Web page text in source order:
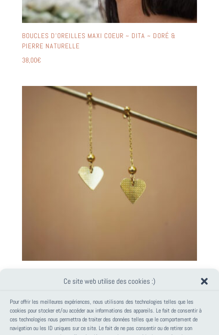
Ce site web utilise des cookies :)
Pour offrir les meilleures expériences, nous utilisons des technologies telles que les
cookies pour stocker et/ou accéder aux informations des appareils. Le fait de consentir à
ces technologies nous permettra de traiter des données telles que le comportement de
navigation ou les ID uniques sur ce site. Le fait de ne pas consentir ou de retirer son
BOUCLES D’OREILLES MAXI COEUR ~ DITA ~ DORÉ &
PIERRE NATURELLE
38,00€
PANIER